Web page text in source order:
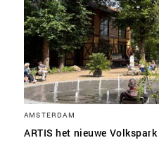
AMSTERDAM
ARTIS het nieuwe
SLA